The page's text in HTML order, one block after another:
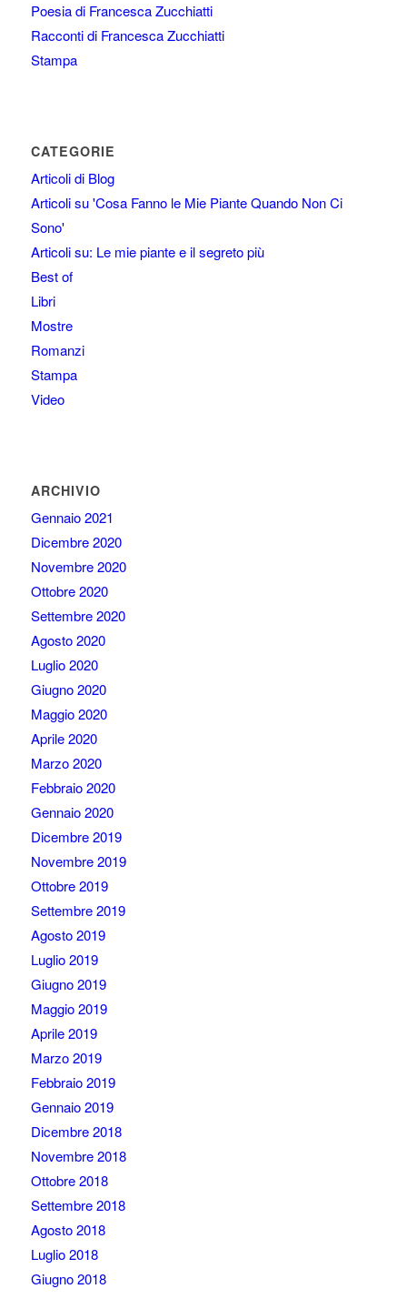
Poesia di Francesca Zucchiatti
Racconti di Francesca Zucchiatti
Stampa
CATEGORIE
Articoli di Blog
Articoli su 'Cosa Fanno le Mie Piante Quando Non Ci
Sono'
Articoli su: Le mie piante e il segreto più
Best of
Libri
Mostre
Romanzi
Stampa
Video
ARCHIVIO
Gennaio 2021
Dicembre 2020
Novembre 2020
Ottobre 2020
Settembre 2020
Agosto 2020
Luglio 2020
Giugno 2020
Maggio 2020
Aprile 2020
Marzo 2020
Febbraio 2020
Gennaio 2020
Dicembre 2019
Novembre 2019
Ottobre 2019
Settembre 2019
Agosto 2019
Luglio 2019
Giugno 2019
Maggio 2019
Aprile 2019
Marzo 2019
Febbraio 2019
Gennaio 2019
Dicembre 2018
Novembre 2018
Ottobre 2018
Settembre 2018
Agosto 2018
Luglio 2018
Giugno 2018